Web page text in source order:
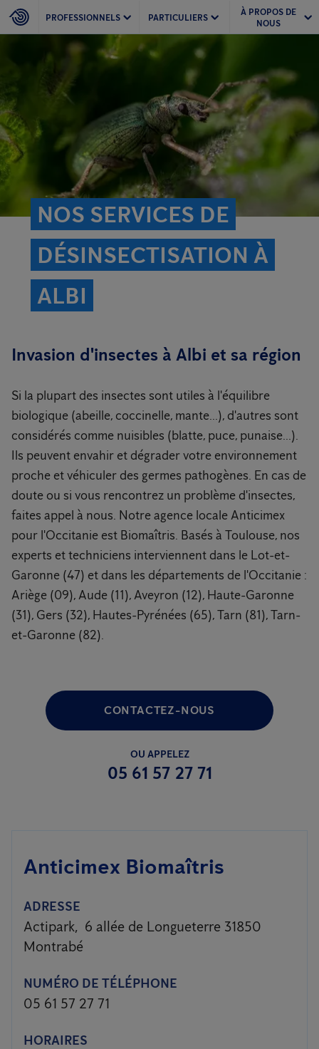
PROFESSIONNELS PARTICULIERS
À PROPOS DE
NOUS
NOS SERVICES DE
DÉSINSECTISATION À
ALBI
Invasion d'insectes à Albi et sa région
Si la plupart des insectes sont utiles à l'équilibre
biologique (abeille, coccinelle, mante...), d'autres sont
considérés comme nuisibles (blatte, puce, punaise...).
Ils peuvent envahir et dégrader votre environnement
proche et véhiculer des germes pathogènes. En cas de
doute ou si vous rencontrez un problème d'insectes,
faites appel à nous. Notre agence locale Anticimex
pour l'Occitanie est Biomaîtris. Basés à Toulouse, nos
experts et techniciens interviennent dans le Lot-et-
Garonne (47) et dans les départements de l'Occitanie :
Ariège (09), Aude (11), Aveyron (12), Haute-Garonne
(31), Gers (32), Hautes-Pyrénées (65), Tarn (81), Tarn-
et-Garonne (82).
CONTACTEZ-NOUS
OU APPELEZ
05 61 57 27 71
Anticimex Biomaîtris
ADRESSE
Actipark, 6 allée de Longueterre 31850
Montrabé
NUMÉRO DE TÉLÉPHONE
05 61 57 27 71
HORAIRES